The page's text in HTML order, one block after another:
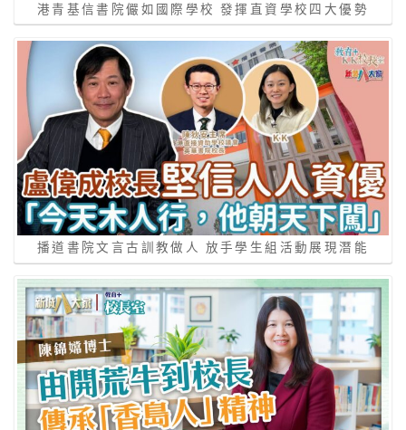
港青基信書院儼如國際學校 發揮直資學校四大優勢
播道書院文言古訓教做人 放手學生組活動展現潛能